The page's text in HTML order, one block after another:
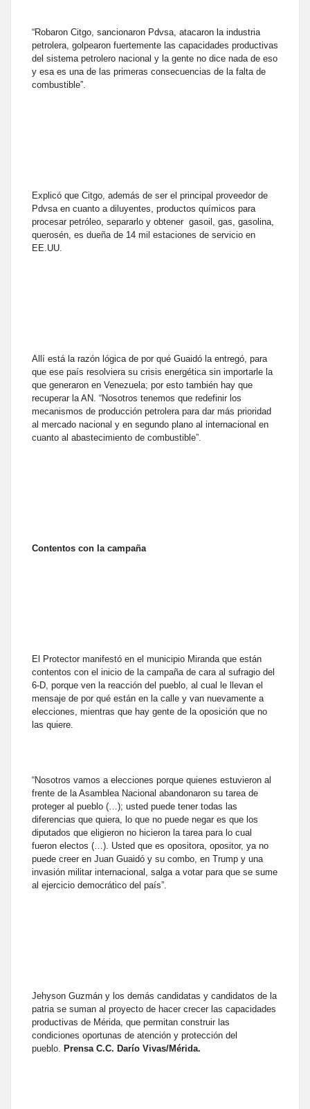
“Robaron Citgo, sancionaron Pdvsa, atacaron la industria
petrolera, golpearon fuertemente las capacidades productivas
del sistema petrolero nacional y la gente no dice nada de eso
y esa es una de las primeras consecuencias de la falta de
combustible”.
Explicó que Citgo, además de ser el principal proveedor de
Pdvsa en cuanto a diluyentes, productos químicos para
procesar petróleo, separarlo y obtener gasoil, gas, gasolina,
querosén, es dueña de 14 mil estaciones de servicio en
EE.UU.
Allí está la razón lógica de por qué Guaidó la entregó, para
que ese país resolviera su crisis energética sin importarle la
que generaron en Venezuela; por esto también hay que
recuperar la AN. “Nosotros tenemos que redefinir los
mecanismos de producción petrolera para dar más prioridad
al mercado nacional y en segundo plano al internacional en
cuanto al abastecimiento de combustible”.
Contentos con la campaña
El Protector manifestó en el municipio Miranda que están
contentos con el inicio de la campaña de cara al sufragio del
6-D, porque ven la reacción del pueblo, al cual le llevan el
mensaje de por qué están en la calle y van nuevamente a
elecciones, mientras que hay gente de la oposición que no
las quiere.
“Nosotros vamos a elecciones porque quienes estuvieron al
frente de la Asamblea Nacional abandonaron su tarea de
proteger al pueblo (…); usted puede tener todas las
diferencias que quiera, lo que no puede negar es que los
diputados que eligieron no hicieron la tarea para lo cual
fueron electos (…). Usted que es opositora, opositor, ya no
puede creer en Juan Guaidó y su combo, en Trump y una
invasión militar internacional, salga a votar para que se sume
al ejercicio democrático del país”.
Jehyson Guzmán y los demás candidatas y candidatos de la
patria se suman al proyecto de hacer crecer las capacidades
productivas de Mérida, que permitan construir las
condiciones oportunas de atención y protección del
pueblo.
Prensa C.C. Darío Vivas/Mérida.